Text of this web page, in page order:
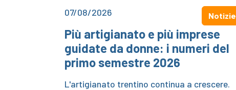
07/08/2026 Notizie
Più artigianato e più imprese
guidate da donne: i numeri del
primo semestre 2026
L'artigianato trentino continua a crescere.